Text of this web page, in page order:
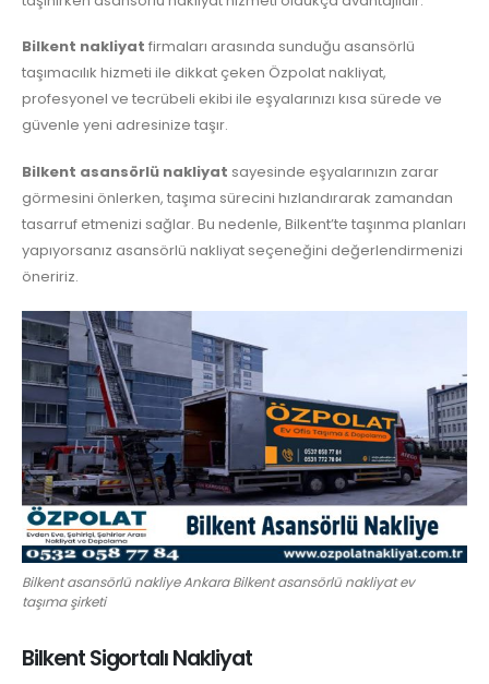
Bilkent nakliyat firmaları arasında sunduğu asansörlü
taşımacılık hizmeti ile dikkat çeken Özpolat nakliyat,
profesyonel ve tecrübeli ekibi ile eşyalarınızı kısa sürede ve
güvenle yeni adresinize taşır.
Bilkent asansörlü nakliyat sayesinde eşyalarınızın zarar
görmesini önlerken, taşıma sürecini hızlandırarak zamandan
tasarruf etmenizi sağlar. Bu nedenle, Bilkent’te taşınma planları
yapıyorsanız asansörlü nakliyat seçeneğini değerlendirmenizi
öneririz.
Bilkent asansörlü nakliye Ankara Bilkent asansörlü nakliyat ev
taşıma şirketi
Bilkent Sigortalı Nakliyat